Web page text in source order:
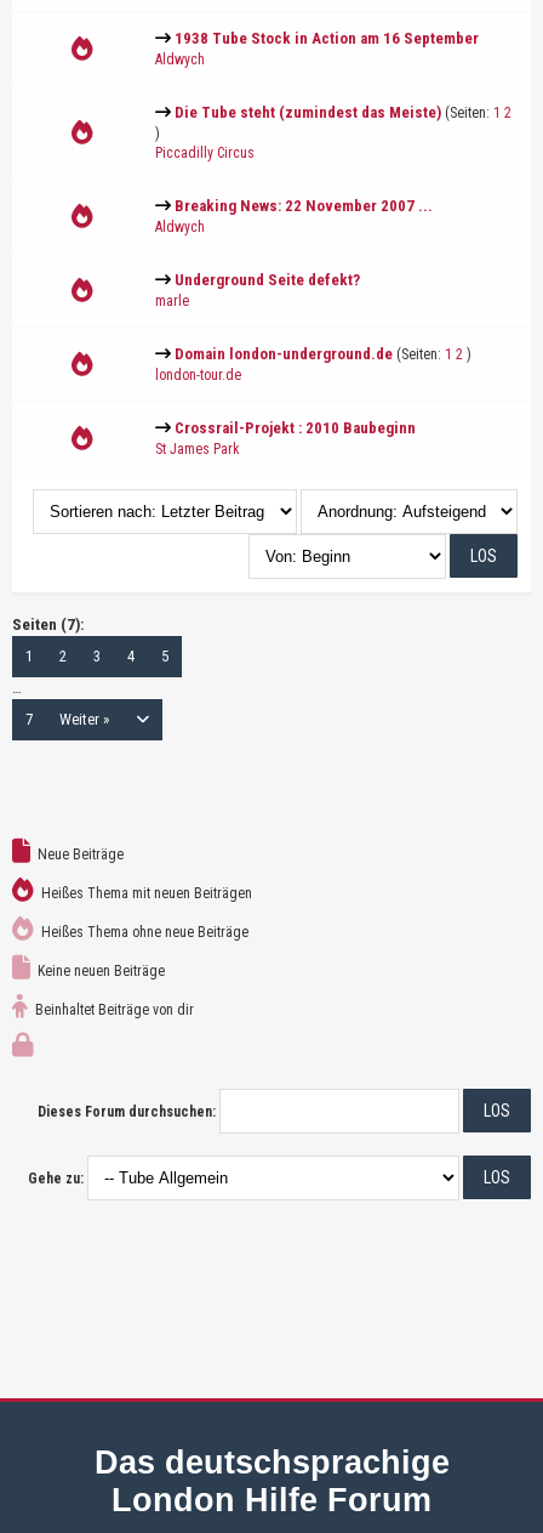
1938 Tube Stock in Action am 16 September
Aldwych
Die Tube steht (zumindest das Meiste) (Seiten: 1 2
)
Piccadilly Circus
Breaking News: 22 November 2007 ...
Aldwych
Underground Seite defekt?
marle
Domain london-underground.de (Seiten: 1 2 )
london-tour.de
Crossrail-Projekt : 2010 Baubeginn
St James Park
Seiten (7):
1
2 3 4
5
…
7
Weiter »
Neue Beiträge
Heißes Thema mit neuen Beiträgen
Heißes Thema ohne neue Beiträge
Keine neuen Beiträge
Beinhaltet Beiträge von dir
Dieses Forum durchsuchen:
Gehe zu:
Das deutschsprachige
London Hilfe Forum